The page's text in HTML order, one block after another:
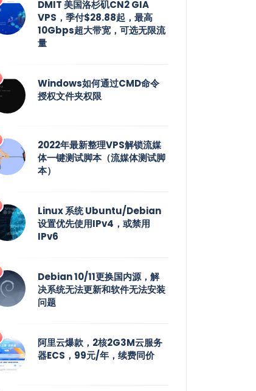
DMIT 美国洛杉矶CN2 GIA
VPS，季付$28.88起，最高
10Gbps超大带宽，可选无限流
量
Windows如何通过CMD命令
授权文件夹权限
2022年最新整理VPS解锁流媒
体一键测试脚本（流媒体测试脚
本）
Linux 系统 Ubuntu/Debian
设置优先使用IPv4，或禁用
IPv6
Debian 10/11更换国内源，解
决系统无法更新和软件无法安装
问题
阿里云爆款，2核2G3M云服务
器ECS，99元/年，续费同价